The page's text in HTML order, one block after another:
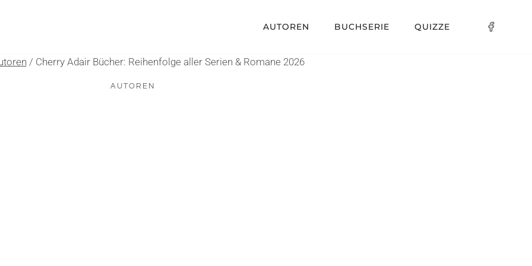
AUTOREN BUCHSERIE QUIZZE
/ Cherry Adair Bücher: Reihenfolge aller Serien & Romane 2026
AUTOREN